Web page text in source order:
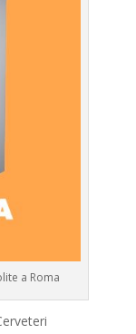
a Roma